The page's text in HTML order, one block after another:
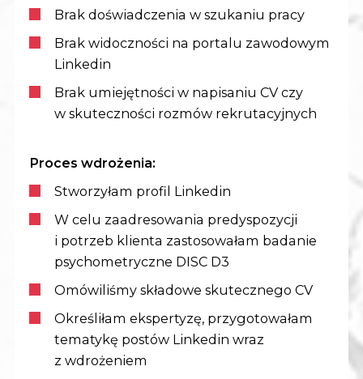
Brak doświadczenia w szukaniu pracy
Brak widoczności na portalu zawodowym
Linkedin
Brak umiejętności w napisaniu CV czy
w skuteczności rozmów rekrutacyjnych
Proces wdrożenia:
Stworzyłam profil Linkedin
W celu zaadresowania predyspozycji
i potrzeb klienta zastosowałam badanie
psychometryczne DISC D3
Omówiliśmy składowe skutecznego CV
Określiłam ekspertyzę, przygotowałam
tematykę postów Linkedin wraz
z wdrożeniem